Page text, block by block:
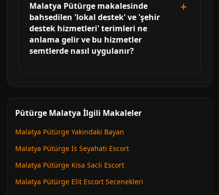
Malatya Pütürge makalesinde
bahsedilen 'lokal destek' ve 'şehir
destek hizmetleri' terimleri ne
anlama gelir ve bu hizmetler
semtlerde nasıl uygulanır?
Pütürge Malatya İlgili Makaleler
Malatya Pütürge Yakindaki Bayan
Malatya Pütürge Is Seyahati Escort
Malatya Pütürge Kisa Sacli Escort
Malatya Pütürge Elit Escort Secenekleri